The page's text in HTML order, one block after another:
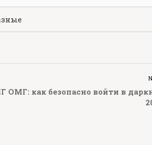
ОМГ: как безопасно войти в